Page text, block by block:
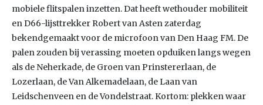
mobiele flitspalen inzetten. Dat heeft wethouder mobiliteit
en D66-lijsttrekker Robert van Asten zaterdag
bekendgemaakt voor de microfoon van Den Haag FM. De
palen zouden bij verassing moeten opduiken langs wegen
als de Neherkade, de Groen van Prinstererlaan, de
Lozerlaan, de Van Alkemadelaan, de Laan van
Leidschenveen en de Vondelstraat. Kortom: plekken waar